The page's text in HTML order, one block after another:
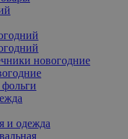
новогодние
и одежда